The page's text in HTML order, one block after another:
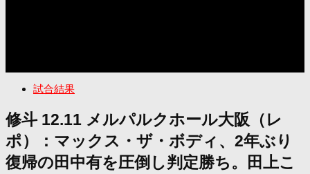
試合結果
修斗 12.11 メルパルクホール大阪（レ
ポ）：マックス・ザ・ボディ、2年ぶり
復帰の田中有を圧倒し判定勝ち。田上こ